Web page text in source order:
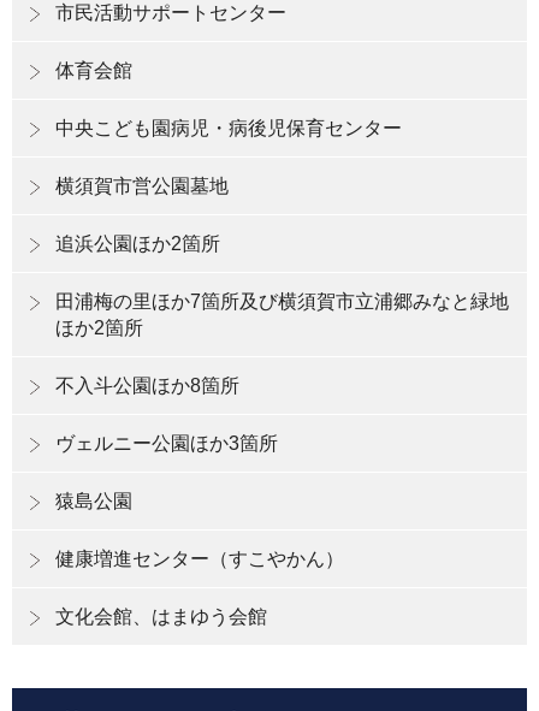
市民活動サポートセンター
体育会館
中央こども園病児・病後児保育センター
横須賀市営公園墓地
追浜公園ほか2箇所
田浦梅の里ほか7箇所及び横須賀市立浦郷みなと緑地
ほか2箇所
不入斗公園ほか8箇所
ヴェルニー公園ほか3箇所
猿島公園
健康増進センター（すこやかん）
文化会館、はまゆう会館